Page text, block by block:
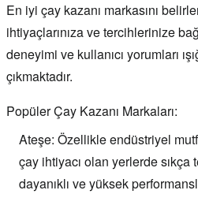
En iyi çay kazanı markasını
ihtiyaçlarınıza ve tercihlerinize
deneyimi ve kullanıcı yorumları
çıkmaktadır.
Popüler Çay Kazanı Markaları:
Ateşe: Özellikle endüstriyel
çay ihtiyacı olan yerlerde sıkça
dayanıklı ve yüksek